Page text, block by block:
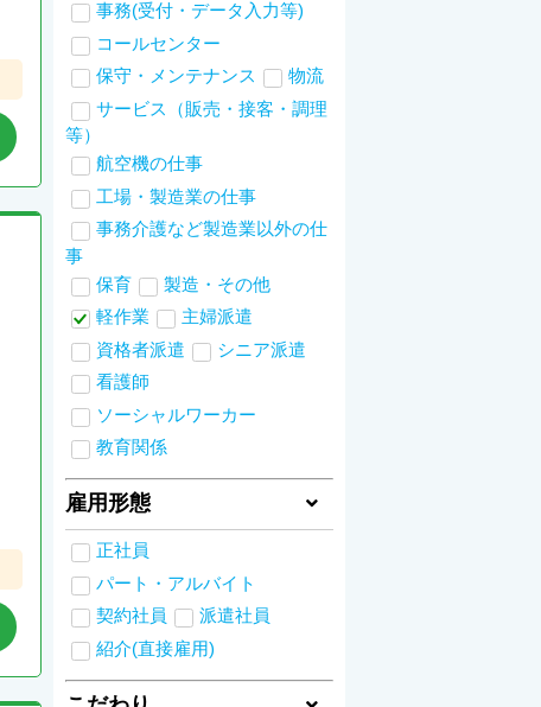
事務(受付・データ入力等)
コールセンター
保守・メンテナンス
物流
サービス（販売・接客・調理
等）
航空機の仕事
工場・製造業の仕事
事務介護など製造業以外の仕
事
保育
製造・その他
軽作業
主婦派遣
資格者派遣
シニア派遣
看護師
ソーシャルワーカー
教育関係
雇用形態
正社員
パート・アルバイト
契約社員
派遣社員
紹介(直接雇用)